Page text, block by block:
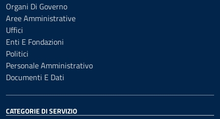
Organi Di Governo
Aree Amministrative
Uffici
Enti E Fondazioni
Politici
Personale Amministrativo
Documenti E Dati
CATEGORIE DI SERVIZIO